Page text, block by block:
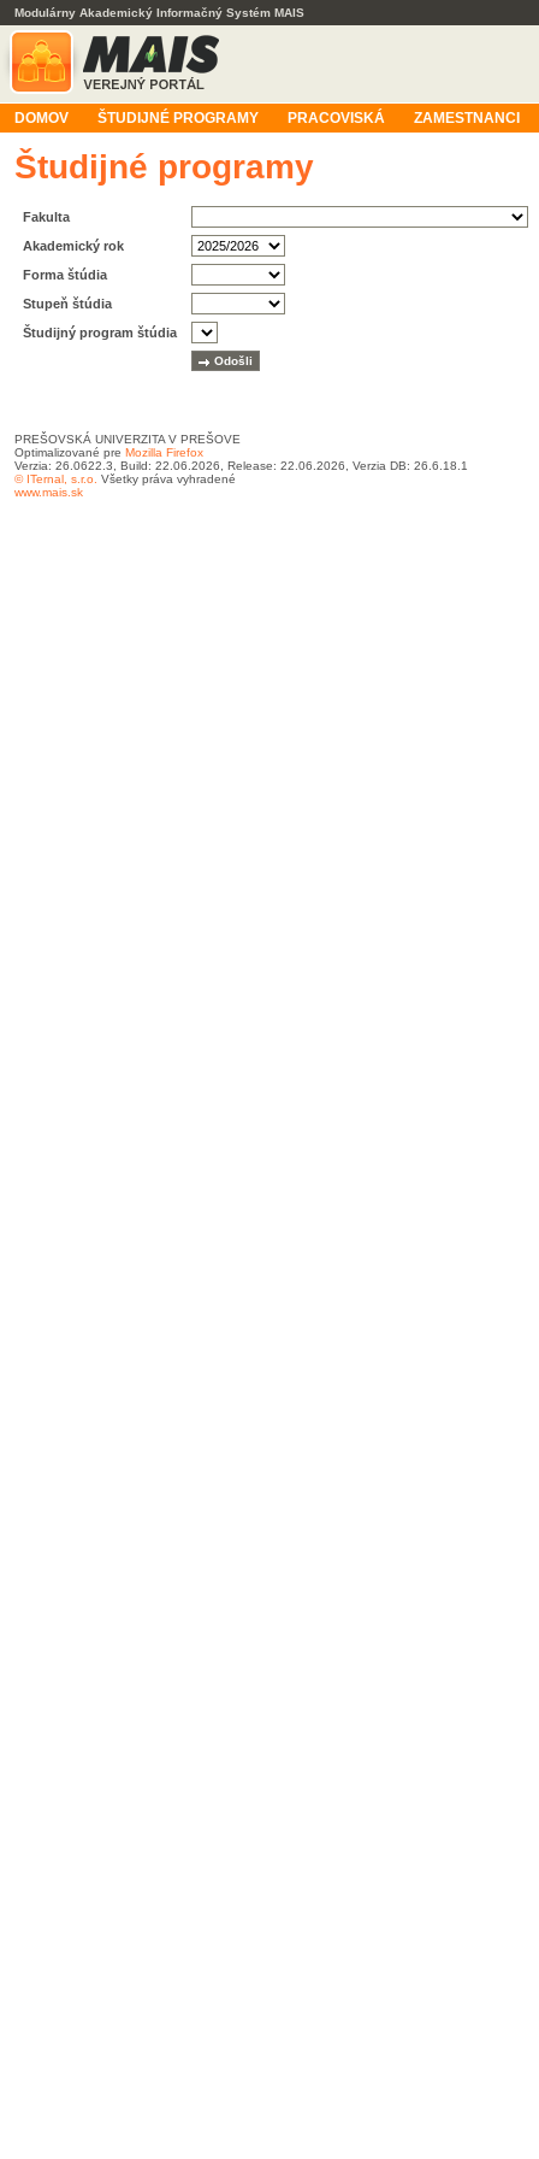
Modulárny Akademický Informačný Systém MAIS
DOMOV ŠTUDIJNÉ PROGRAMY PRACOVISKÁ ZAMESTNANCI
Študijné programy
Fakulta
Akademický rok
Forma štúdia
Stupeň štúdia
Študijný program štúdia
PREŠOVSKÁ UNIVERZITA V PREŠOVE
Optimalizované pre Mozilla Firefox
Verzia: 26.0622.3, Build: 22.06.2026, Release: 22.06.2026, Verzia DB: 26.6.18.1
© ITernal, s.r.o. Všetky práva vyhradené
www.mais.sk